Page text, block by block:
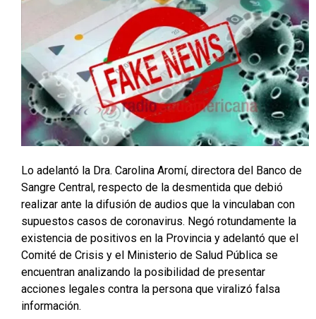
Lo adelantó la Dra. Carolina Aromí, directora del Banco de
Sangre Central, respecto de la desmentida que debió
realizar ante la difusión de audios que la vinculaban con
supuestos casos de coronavirus. Negó rotundamente la
existencia de positivos en la Provincia y adelantó que el
Comité de Crisis y el Ministerio de Salud Pública se
encuentran analizando la posibilidad de presentar
acciones legales contra la persona que viralizó falsa
información.